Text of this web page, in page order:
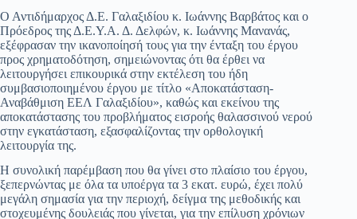
Ο Αντιδήμαρχος Δ.Ε. Γαλαξιδίου κ. Ιωάννης Βαρβάτος και ο
Πρόεδρος της Δ.Ε.Υ.Α. Δ. Δελφών, κ. Ιωάννης Μανανάς,
εξέφρασαν την ικανοποίησή τους για την ένταξη του έργου
προς χρηματοδότηση, σημειώνοντας ότι θα έρθει να
λειτουργήσει επικουρικά στην εκτέλεση του ήδη
συμβασιοποιημένου έργου με τίτλο «Αποκατάσταση-
Αναβάθμιση ΕΕΛ Γαλαξιδίου», καθώς και εκείνου της
αποκατάστασης του προβλήματος εισροής θαλασσινού νερού
στην εγκατάσταση, εξασφαλίζοντας την ορθολογική
λειτουργία της.
Η συνολική παρέμβαση που θα γίνει στο πλαίσιο του έργου,
ξεπερνώντας με όλα τα υποέργα τα 3 εκατ. ευρώ, έχει πολύ
μεγάλη σημασία για την περιοχή, δείγμα της μεθοδικής και
στοχευμένης δουλειάς που γίνεται, για την επίλυση χρόνιων